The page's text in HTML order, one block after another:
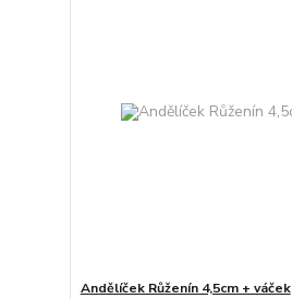
Andělíček Růženín 4,5cm + váček